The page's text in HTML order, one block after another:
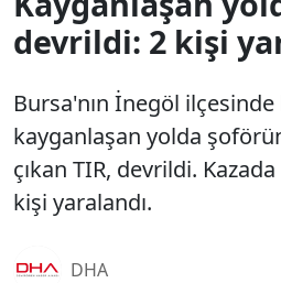
devrildi: 2 kişi
Bursa'nın İnegöl
kayganlaşan yolda
çıkan TIR, devrildi.
kişi yaralandı.
DHA